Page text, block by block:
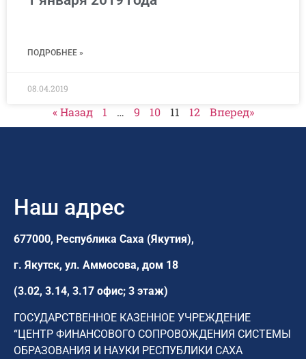
ПОДРОБНЕЕ »
08.04.2019
« Назад 1 … 9 10 11 12 Вперед»
Наш адрес
677000, Республика Саха (Якутия),
г. Якутск, ул. Аммосова, дом 18
(3.02, 3.14, 3.17 офис; 3 этаж)
ГОСУДАРСТВЕННОЕ КАЗЕННОЕ УЧРЕЖДЕНИЕ
“ЦЕНТР ФИНАНСОВОГО СОПРОВОЖДЕНИЯ СИСТЕМЫ
ОБРАЗОВАНИЯ И НАУКИ РЕСПУБЛИКИ САХА